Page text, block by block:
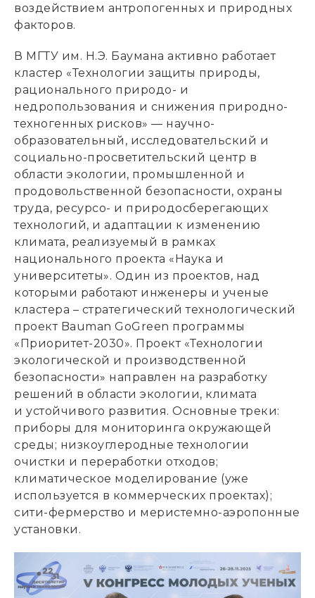
воздействием антропогенных и природных
факторов.
В МГТУ им. Н.Э. Баумана активно работает
кластер «Технологии защиты природы,
рационального природо- и
недропользования и снижения природно-
техногенных рисков» — научно-
образовательный, исследовательский и
социально-просветительский центр в
области экологии, промышленной и
продовольственной безопасности, охраны
труда, ресурсо- и природосберегающих
технологий, и адаптации к изменению
климата, реализуемый в рамках
национального проекта «Наука и
университеты». Один из проектов, над
которыми работают инженеры и ученые
кластера – стратегический технологический
проект Bauman GoGreen программы
«Приоритет-2030». Проект «Технологии
экологической и производственной
безопасности» направлен на разработку
решений в области экологии, климата
и устойчивого развития. Основные треки:
приборы для мониторинга окружающей
среды; низкоуглеродные технологии
очистки и переработки отходов;
климатическое моделирование (уже
используется в коммерческих проектах);
сити-фермерство и меристемно-аэропонные
установки.